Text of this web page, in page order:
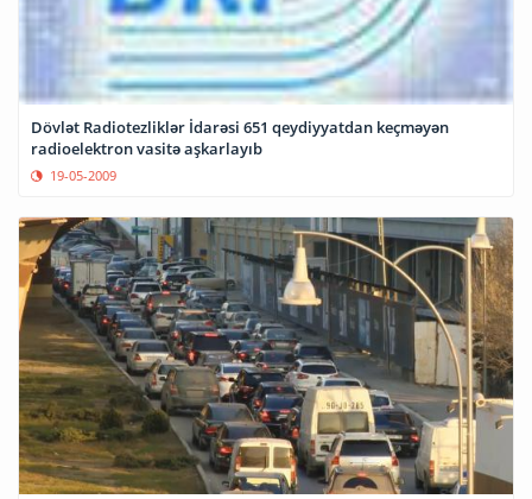
Dövlət Radiotezliklər İdarəsi 651 qeydiyyatdan keçməyən
radioelektron vasitə aşkarlayıb
19-05-2009